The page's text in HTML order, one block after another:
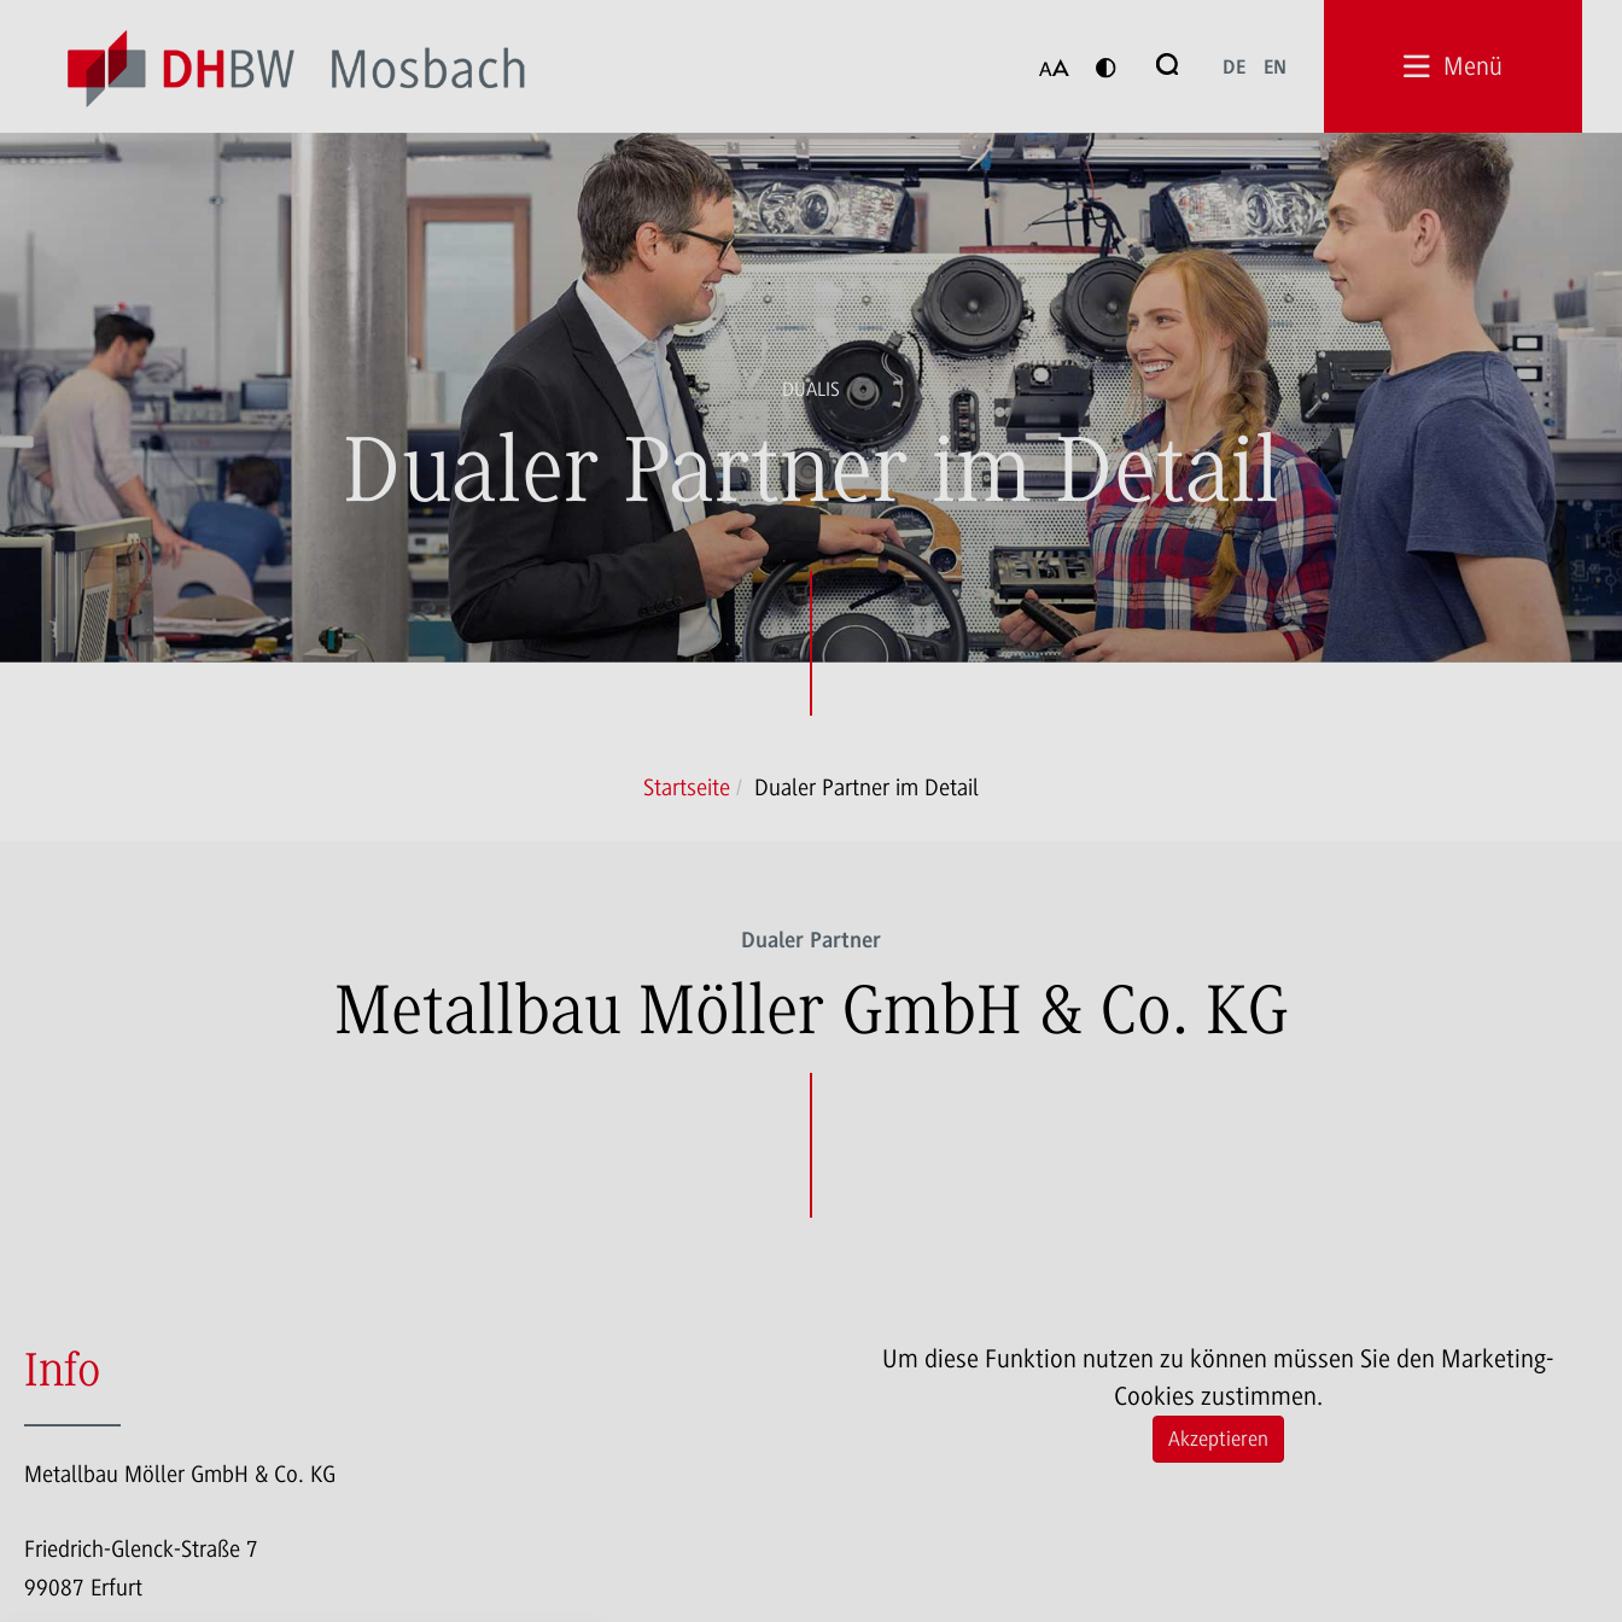
Suche
DE EN Menü
DUALIS
Dualer Partner im Detail
Startseite Dualer Partner im Detail
Dualer Partner
Metallbau Möller GmbH & Co. KG
Info
Metallbau Möller GmbH & Co. KG
Friedrich-Glenck-Straße 7
99087 Erfurt
Um diese Funktion nutzen zu können müssen Sie den Marketing-
Cookies zustimmen.
Akzeptieren